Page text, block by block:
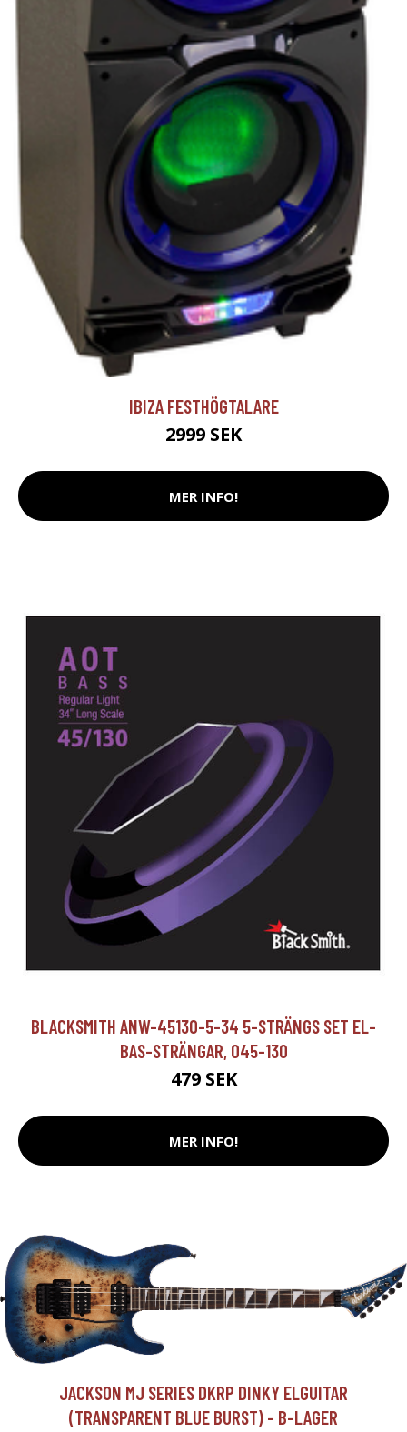
IBIZA FESTHÖGTALARE
2999 SEK
MER INFO!
BLACKSMITH ANW-45130-5-34 5-STRÄNGS SET EL-
BAS-STRÄNGAR, 045-130
479 SEK
MER INFO!
JACKSON MJ SERIES DKRP DINKY ELGUITAR
(TRANSPARENT BLUE BURST) - B-LAGER